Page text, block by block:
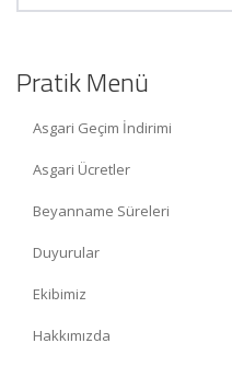
Pratik Menü
Asgari Geçim İndirimi
Asgari Ücretler
Beyanname Süreleri
Duyurular
Ekibimiz
Hakkımızda